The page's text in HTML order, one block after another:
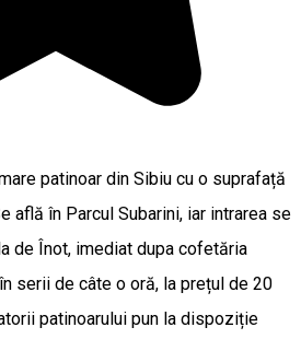
patinoar din Sibiu cu o suprafață
află în Parcul Subarini, iar intrarea se
de Înot, imediat dupa cofetăria
serii de câte o oră, la prețul de 20
patinoarului pun la dispoziție